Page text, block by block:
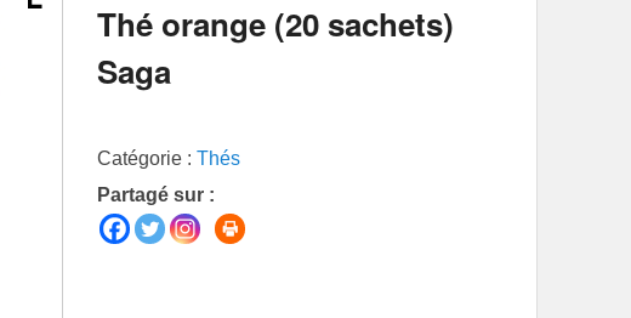
Thé orange (20 sachets)
Saga
Catégorie : Thés
Partagé sur :